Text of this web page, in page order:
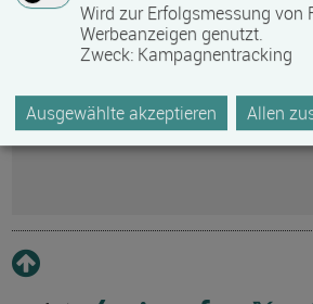
Datenschutz und zum Umgang mit
Daten finden Sie in unserer
Datenschutzerklärung
.
Pflichtfelder sind mit * markiert.
Wird zur Erfolgsmessung von
Werbeanzeigen genutzt.
Zweck: Kampagnentracking
Ausgewählte akzeptieren Allen